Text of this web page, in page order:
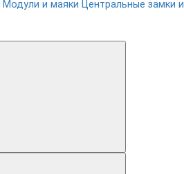
Модули и маяки Центральные замки и